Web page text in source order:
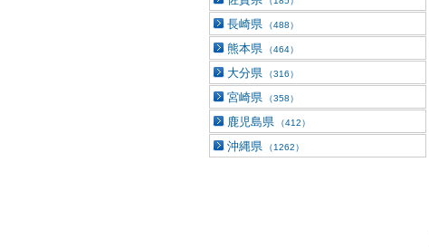
長崎県 （488）
熊本県 （464）
大分県 （316）
宮崎県 （358）
鹿児島県 （412）
沖縄県 （1262）